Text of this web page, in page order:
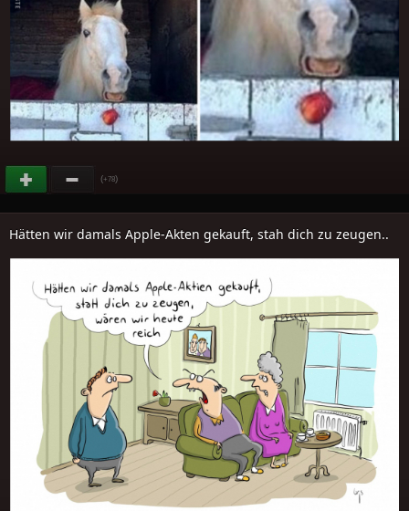
(+78)
Hätten wir damals Apple-Akten gekauft, stah dich zu zeugen..